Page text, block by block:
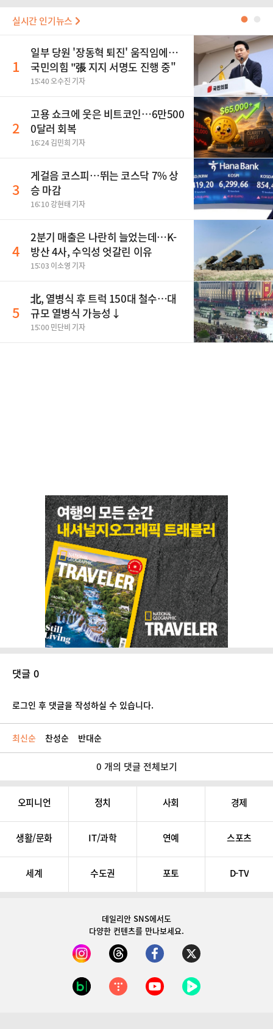
실시간 인기뉴스 ●
1
일부 당원 '장동혁 퇴진' 움직임에…
국민의힘 "張 지지 서명도 진행 중"
15:40 오수진 기자
2
고용 쇼크에 웃은 비트코인…6만500
0달러 회복
16:24 김민희 기자
3
게걸음 코스피…뛰는 코스닥 7% 상
승 마감
16:10 강현태 기자
4
2분기 매출은 나란히 늘었는데…K-
방산 4사, 수익성 엇갈린 이유
15:03 이소영 기자
5
北, 열병식 후 트럭 150대 철수…대
규모 열병식 가능성↓
15:00 민단비 기자
댓글 0
로그인 후 댓글을 작성하실 수 있습니다.
최신순 찬성순 반대순
0 개의 댓글 전체보기
오피니언 정치 사회 경제
생활/문화 IT/과학 연예 스포츠
세계 수도권 포토 D-TV
데일리안 SNS에서도
다양한 컨텐츠를 만나보세요.